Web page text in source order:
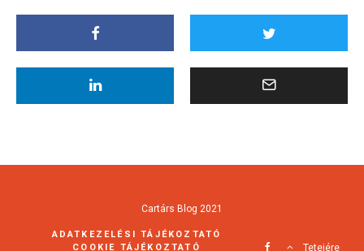
Cartárs Blog 2021
ADATKEZELÉSI TÁJÉKOZTATÓ
COOKIE TÁJÉKOZTATÓ
Tetejére